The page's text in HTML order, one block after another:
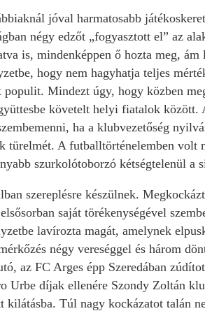
jóval harmatosabb
négy edzőt „fogyasztott el” az
is, mindenképpen ő hozta meg,
hogy nem hagyhatja teljes
Mindezt úgy, hogy közben
követelt helyi fiatalok
ha a klubvezetőség
türelmét. A futballtörténelemben volt
szurkolótoborzó kétségtelenül a
szereplésre készülnek.
saját törékenységével
lavírozta magát, amelynek
négy vereséggel és három
az FC Arges épp Szeredában
Urbe díjak ellenére Szondy Zoltán
kilátásba. Túl nagy kockázatot talán